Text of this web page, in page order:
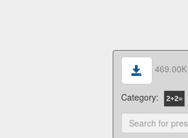
469.00K
Category: